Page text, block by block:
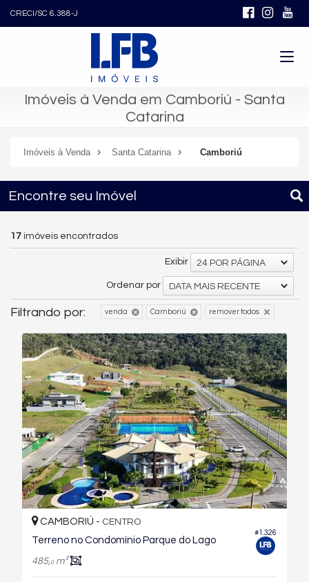
CRECI/SC 6.388-J
Imóveis à Venda em Camboriú - Santa
Catarina
Imóveis à Venda Santa Catarina Camboriú
Encontre seu Imóvel
17 imóveis encontrados
Exibir 24 POR PÁGINA
Ordenar por DATA MAIS RECENTE
Filtrando por: venda Camboriú remover todos
#1.326
CAMBORIÚ - CENTRO
Terreno no Condomínio Parque do Lago
485,0m²